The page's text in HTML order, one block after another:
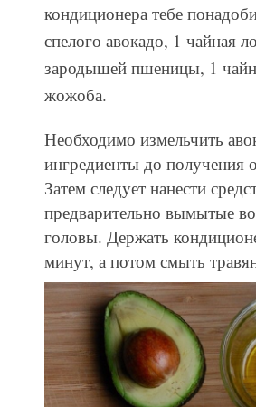
кондиционера тебе
спелого авокадо, 1 чайная
зародышей пшеницы, 1
жожоба.
Необходимо измельчить
ингредиенты до получения
Затем следует нанести
предварительно вымытые
головы. Держать
минут, а потом смыть